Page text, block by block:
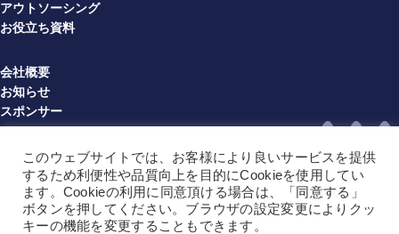
アウトソーシング
お役立ち資料
会社概要
お知らせ
スポンサー
情報セキュリティ方針
利用規約（multibook）（JA）
利用規約（multibook）（EN）
利用規約（BPO）（JA）
利用規約（BPO）（EN）
このウェブサイトでは、お客様により良いサービスを提供
するため利便性や品質向上を目的にCookieを使用してい
ます。Cookieの利用に同意頂ける場合は、「同意する」
ボタンを押してください。ブラウザの設定変更によりクッ
キーの機能を変更することもできます。